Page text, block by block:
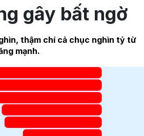
gây bất ngờ
thậm chí cả chục nghìn tỷ từ
mạnh.